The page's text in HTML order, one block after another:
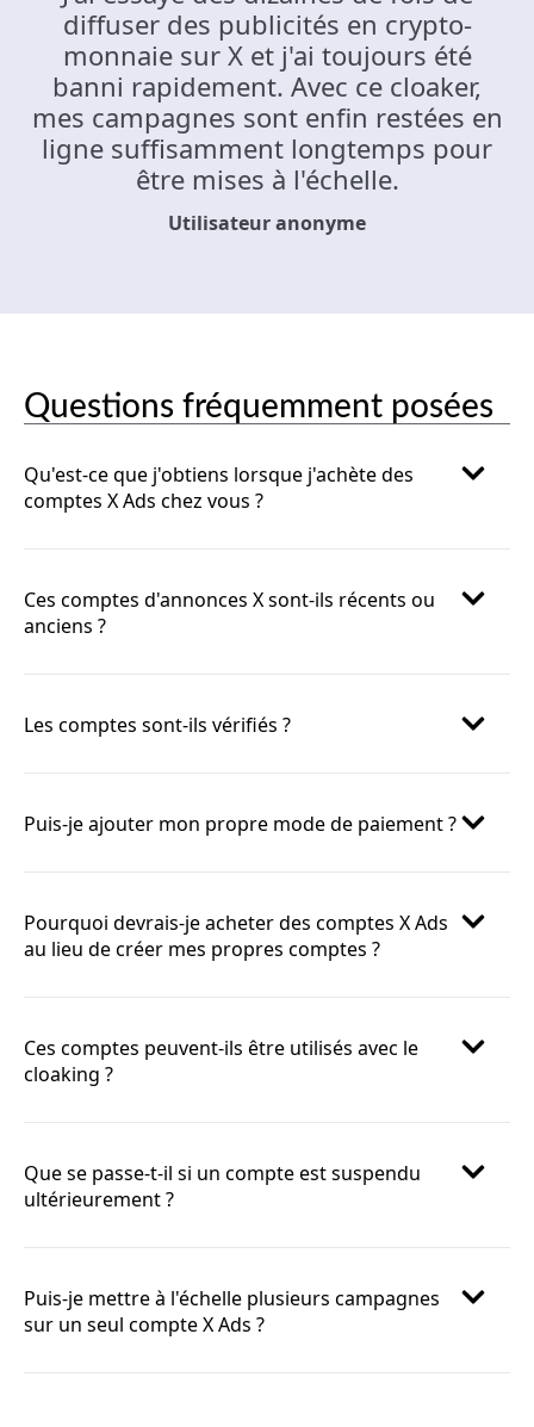
diffuser des publicités en crypto-
monnaie sur X et j'ai toujours été
banni rapidement. Avec ce cloaker,
mes campagnes sont enfin restées en
ligne suffisamment longtemps pour
être mises à l'échelle.
Utilisateur anonyme
Questions fréquemment posées
Qu'est-ce que j'obtiens lorsque j'achète des
comptes X Ads chez vous ?
Ces comptes d'annonces X sont-ils récents ou
anciens ?
Les comptes sont-ils vérifiés ?
Puis-je ajouter mon propre mode de paiement ?
Pourquoi devrais-je acheter des comptes X Ads
au lieu de créer mes propres comptes ?
Ces comptes peuvent-ils être utilisés avec le
cloaking ?
Que se passe-t-il si un compte est suspendu
ultérieurement ?
Puis-je mettre à l'échelle plusieurs campagnes
sur un seul compte X Ads ?